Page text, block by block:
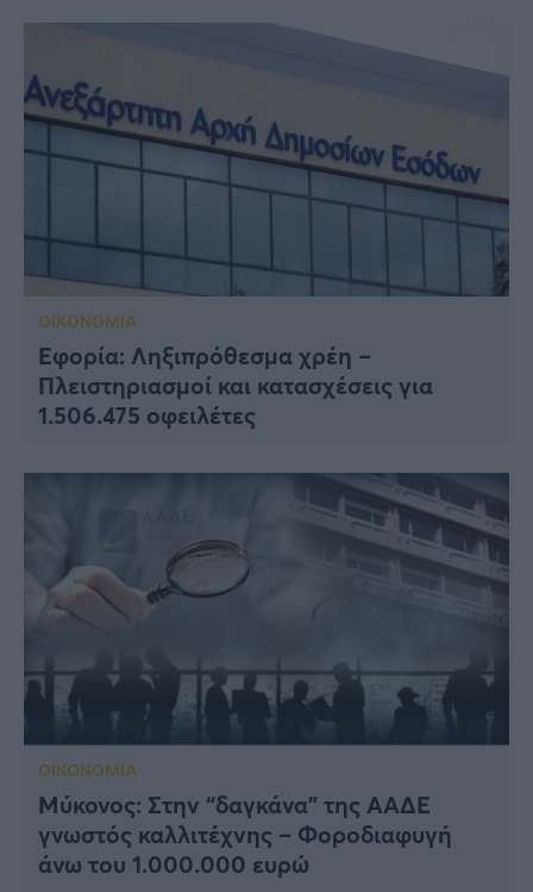
ΟΙΚΟΝΟΜΙΑ
Εφορία: Ληξιπρόθεσμα χρέη –
Πλειστηριασμοί και κατασχέσεις για
1.506.475 οφειλέτες
ΟΙΚΟΝΟΜΙΑ
Μύκονος: Στην “δαγκάνα” της ΑΑΔΕ
γνωστός καλλιτέχνης – Φοροδιαφυγή
άνω του 1.000.000 ευρώ